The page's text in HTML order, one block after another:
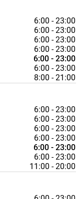
6:00 - 23:00
6:00 - 23:00
6:00 - 23:00
6:00 - 23:00
6:00 - 23:00
6:00 - 23:00
8:00 - 21:00
6:00 - 23:00
6:00 - 23:00
6:00 - 23:00
6:00 - 23:00
6:00 - 23:00
6:00 - 23:00
11:00 - 20:00